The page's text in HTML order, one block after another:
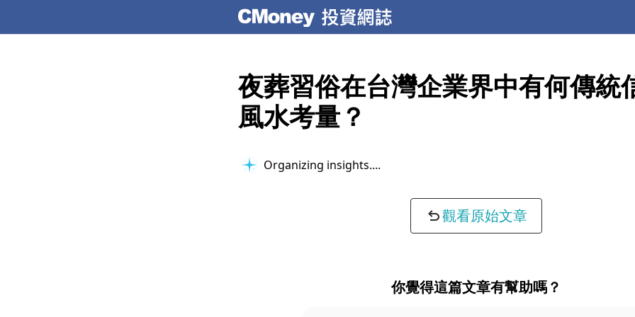
夜葬習俗在台灣企業界中有何傳統
風水考量？
Organizing insights...
觀看原始文章
你覺得這篇文章有幫助嗎？